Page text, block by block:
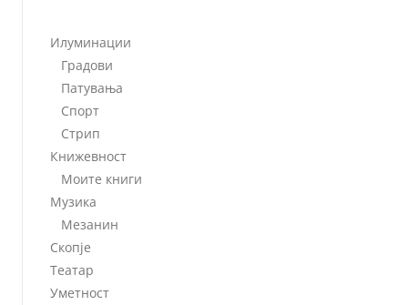
Илуминации
Градови
Патувања
Спорт
Стрип
Книжевност
Моите книги
Музика
Мезанин
Скопје
Театар
Уметност